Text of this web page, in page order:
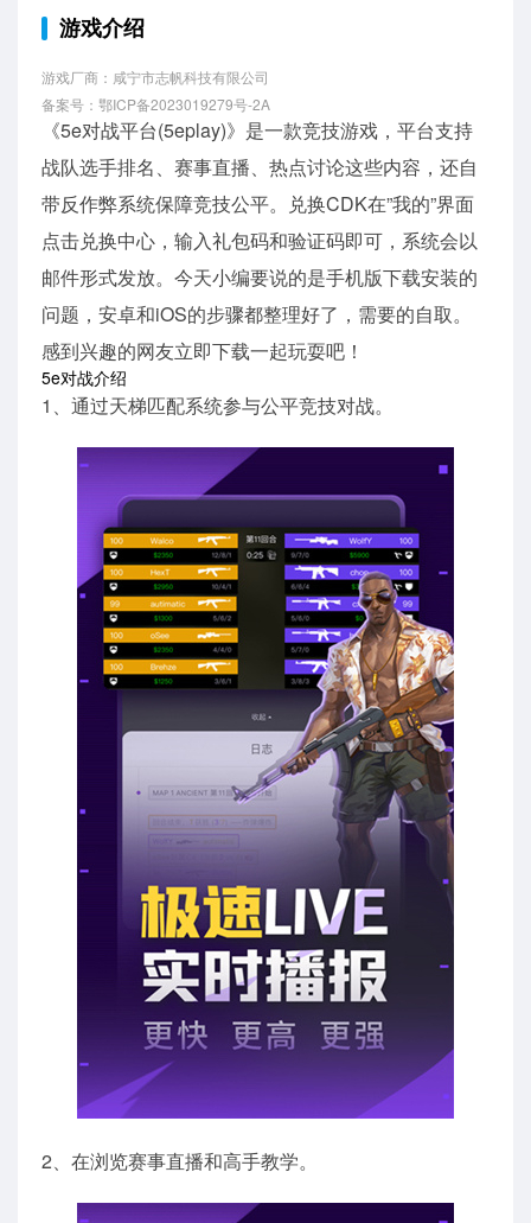
游戏介绍
游戏厂商：咸宁市志帆科技有限公司
备案号：鄂ICP备2023019279号-2A
《5e对战平台(5eplay)》是一款竞技游戏，平台支持
战队选手排名、赛事直播、热点讨论这些内容，还自
带反作弊系统保障竞技公平。兑换CDK在”我的”界面
点击兑换中心，输入礼包码和验证码即可，系统会以
邮件形式发放。今天小编要说的是手机版下载安装的
问题，安卓和iOS的步骤都整理好了，需要的自取。
感到兴趣的网友立即下载一起玩耍吧！
5e对战介绍
1、通过天梯匹配系统参与公平竞技对战。
2、在浏览赛事直播和高手教学。